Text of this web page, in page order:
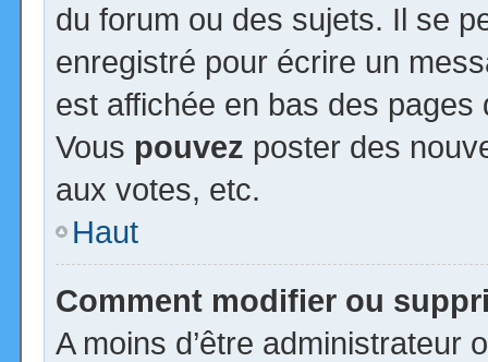
du forum ou des sujets. Il se
enregistré pour écrire un
est affichée en bas des
Vous pouvez poster des
aux votes, etc.
Haut
Comment modifier ou
A moins d’être administrateur